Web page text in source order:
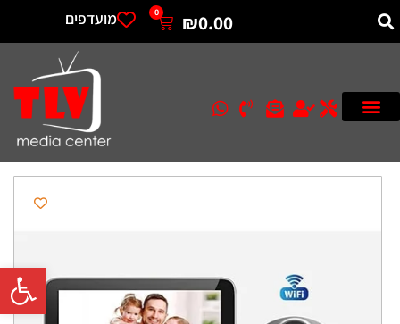
פתח
₪0.00
0 מועדפים